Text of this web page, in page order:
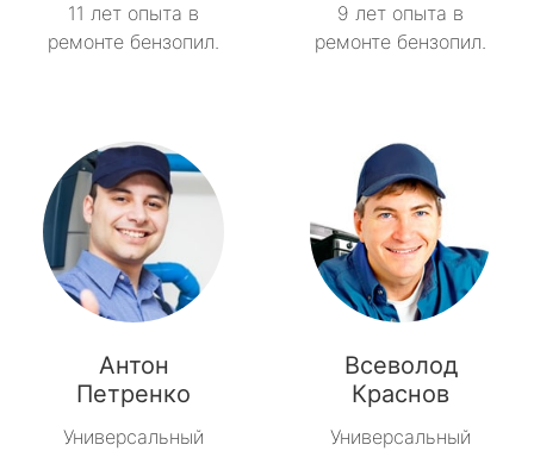
11 лет опыта в
ремонте бензопил.
9 лет опыта в
ремонте бензопил.
Антон
Петренко
Универсальный
Всеволод
Краснов
Универсальный